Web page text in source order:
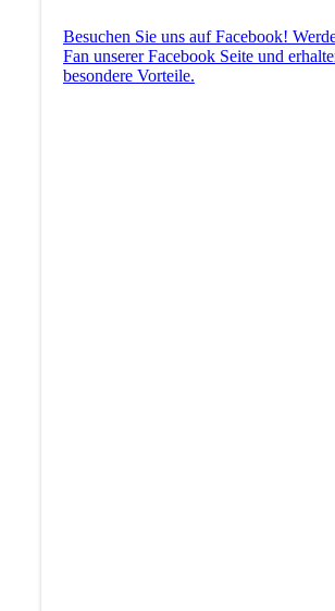
Besuchen Sie uns auf Facebook!
Fan unserer Facebook Seite und
besondere Vorteile.